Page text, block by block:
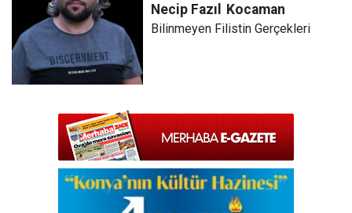
Necip Fazıl Kocaman
Bilinmeyen Filistin Gerçekleri